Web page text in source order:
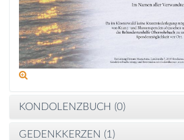
KONDOLENZBUCH (0)
GEDENKKERZEN (1 )